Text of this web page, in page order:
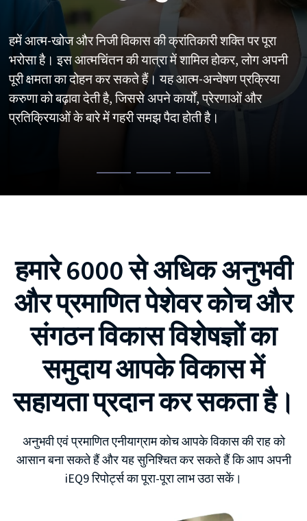
हमें आत्म-खोज और निजी विकास की क्रांतिकारी शक्ति पर पूरा
भरोसा है। इस आत्मचिंतन की यात्रा में शामिल होकर, लोग अपनी
पूरी क्षमता का दोहन कर सकते हैं। यह आत्म-अन्वेषण प्रक्रिया
करुणा को बढ़ावा देती है, जिससे अपने कार्यों, प्रेरणाओं और
प्रतिक्रियाओं के बारे में गहरी समझ पैदा होती है।
हमारी परिकल्पना एक प्रबुद्ध मानवता की है, जो संपूर्णता, संबंध
और करुणा की धारणाओं पर टिकी हुई है।
आत्म-अन्वेषण, उन्नत पारस्परिक संबंधों और पोषित सहानुभूति के
माध्यम से, हमारा उद्देश्य एक करुणामय, जुड़े हुए और संपूर्ण
मानवता में योगदान देना है।
हमारा उपकरण सिर्फ एक एनीयाग्राम व्यक्तित्व मूल्यांकन नहीं है; यह
आत्म-अन्वेषण के लिए एक विश्व-प्रमुख दिशासूचक है। परिशुद्धता
हमारा वास्तविक ध्येय है; अंतर्दृष्टि से परिपूर्ण, रूपांतरणकारी परिणाम
प्रदान करना हमारा लक्ष्य है।
हमारे 6000 से अधिक अनुभवी
और प्रमाणित पेशेवर कोच और
संगठन विकास विशेषज्ञों का
समुदाय आपके विकास में
सहायता प्रदान कर सकता है।
अनुभवी एवं प्रमाणित एनीयाग्राम कोच आपके विकास की राह को
आसान बना सकते हैं और यह सुनिश्चित कर सकते हैं कि आप अपनी
iEQ9 रिपोर्ट्स का पूरा-पूरा लाभ उठा सकें।